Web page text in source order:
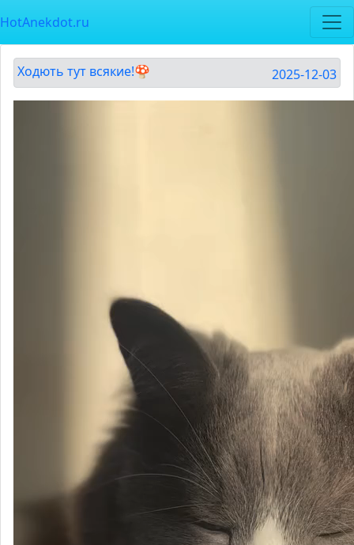
HotAnekdot.ru
Ходють тут всякие!🍄 2025-12-03